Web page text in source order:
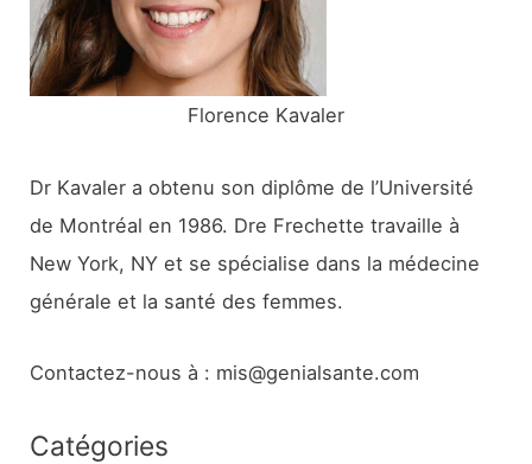
:
Florence Kavaler
Dr Kavaler a obtenu son diplôme de l’Université
de Montréal en 1986. Dre Frechette travaille à
New York, NY et se spécialise dans la médecine
générale et la santé des femmes.
Contactez-nous à : mis@genialsante.com
Catégories